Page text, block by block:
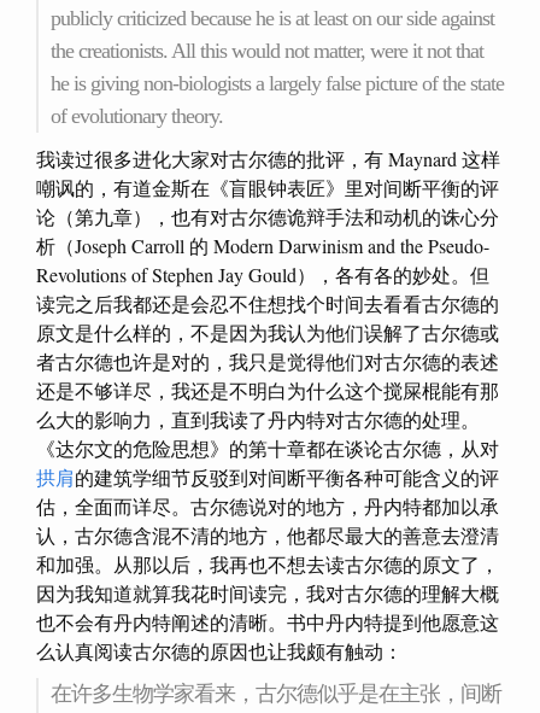
publicly criticized because he is at least on our side against
the creationists. All this would not matter, were it not that
he is giving non-biologists a largely false picture of the state
of evolutionary theory.
我读过很多进化大家对古尔德的批评，有 Maynard 这样
嘲讽的，有道金斯在《盲眼钟表匠》里对间断平衡的评
论（第九章），也有对古尔德诡辩手法和动机的诛心分
析（Joseph Carroll 的 Modern Darwinism and the Pseudo-
Revolutions of Stephen Jay Gould），各有各的妙处。但
读完之后我都还是会忍不住想找个时间去看看古尔德的
原文是什么样的，不是因为我认为他们误解了古尔德或
者古尔德也许是对的，我只是觉得他们对古尔德的表述
还是不够详尽，我还是不明白为什么这个搅屎棍能有那
么大的影响力，直到我读了丹内特对古尔德的处理。
《达尔文的危险思想》的第十章都在谈论古尔德，从对
拱肩的建筑学细节反驳到对间断平衡各种可能含义的评
估，全面而详尽。古尔德说对的地方，丹内特都加以承
认，古尔德含混不清的地方，他都尽最大的善意去澄清
和加强。从那以后，我再也不想去读古尔德的原文了，
因为我知道就算我花时间读完，我对古尔德的理解大概
也不会有丹内特阐述的清晰。书中丹内特提到他愿意这
么认真阅读古尔德的原因也让我颇有触动：
在许多生物学家看来，古尔德似乎是在主张，间断